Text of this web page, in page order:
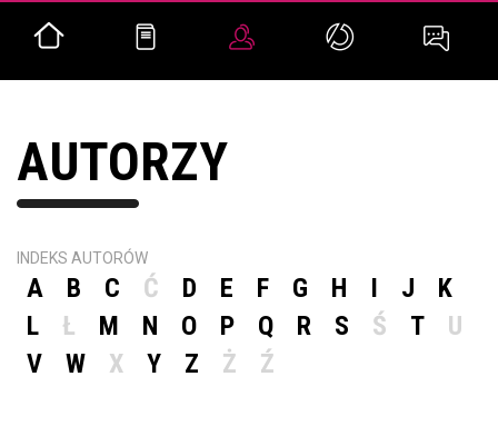
AUTORZY
INDEKS AUTORÓW
A B C Ć D E F G H I J
K
L
Ł M N O P Q R S Ś T
U
V
W X Y Z Ż Ź